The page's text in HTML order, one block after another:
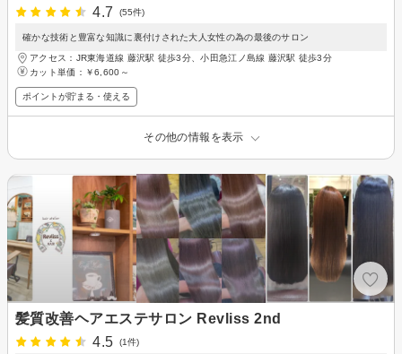
4.7
(55件)
確かな技術と豊富な知識に裏付けされた大人女性の為の最後のサロン
アクセス：JR東海道線 藤沢駅 徒歩3分、小田急江ノ島線 藤沢駅 徒歩3分
カット単価： ￥6,600～
ポイントが貯まる・使える
その他の情報を表示
髪質改善ヘアエステサロン Revliss 2nd
4.5
(1件)